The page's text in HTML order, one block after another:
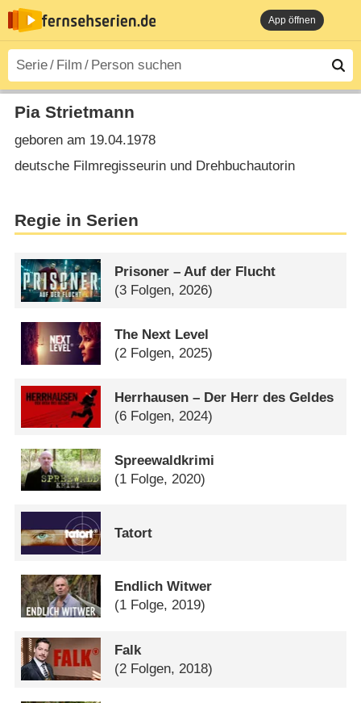
App öffnen
Pia Strietmann
geboren am 19.04.1978
deutsche Filmregisseurin und Drehbuchautorin
Regie in Serien
Prisoner – Auf der Flucht
(3 Folgen, 2026)
The Next Level
(2 Folgen, 2025)
Herrhausen – Der Herr des Geldes
(6 Folgen, 2024)
Spreewaldkrimi
(1 Folge, 2020)
Tatort
Endlich Witwer
(1 Folge, 2019)
Falk
(2 Folgen, 2018)